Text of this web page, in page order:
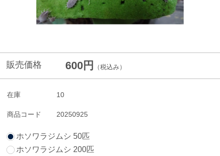
販売価格 600円 （税込み）
在庫 10
商品コード 20250925
ホソワラジムシ 50匹
ホソワラジムシ 200匹